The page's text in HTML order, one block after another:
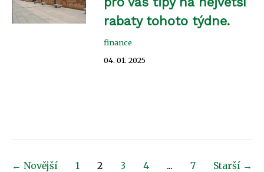
rabaty tohoto týdne.
finance
04. 01. 2025
← Novější 1 2 3 4 ... 7 Starší →